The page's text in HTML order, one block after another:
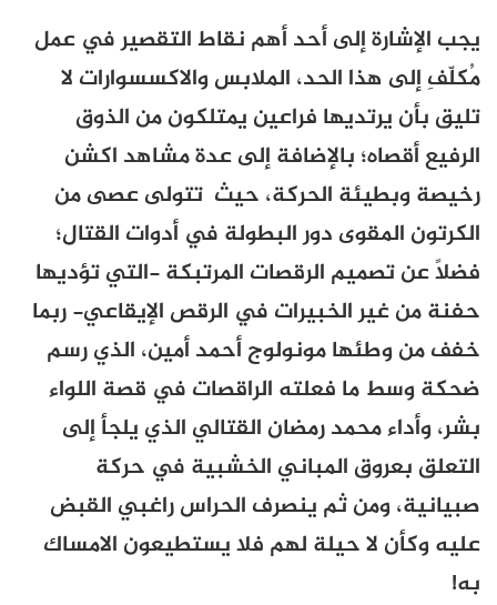
يجب الإشارة إلى أحد أهم نقاط التقصير في عمل
مُكلّفِ إلى هذا الحد، الملابس والاكسسوارات لا
تليق بأن يرتديها فراعين يمتلكون من الذوق
الرفيع أقصاه؛ بالإضافة إلى عدة مشاهد اكشن
رخيصة وبطيئة الحركة، حيث تتولى عصى من
الكرتون المقوى دور البطولة في أدوات القتال؛
فضلاً عن تصميم الرقصات المرتبكة -التي تؤديها
حفنة من غير الخبيرات في الرقص الإيقاعي- ربما
خفف من وطئها مونولوج أحمد أمين، الذي رسم
ضحكة وسط ما فعلته الراقصات في قصة اللواء
بشر، وأداء محمد رمضان القتالي الذي يلجأ إلى
التعلق بعروق المباني الخشبية في حركة
صبيانية، ومن ثم ينصرف الحراس راغبي القبض
عليه وكأن لا حيلة لهم فلا يستطيعون الامساك
به!